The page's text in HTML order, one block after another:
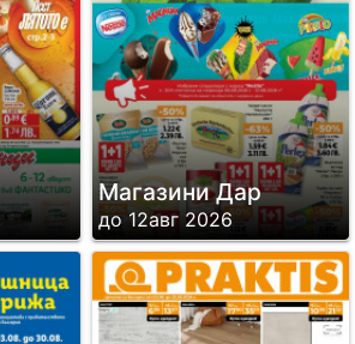
Магазини Дар
до 12авг 2026